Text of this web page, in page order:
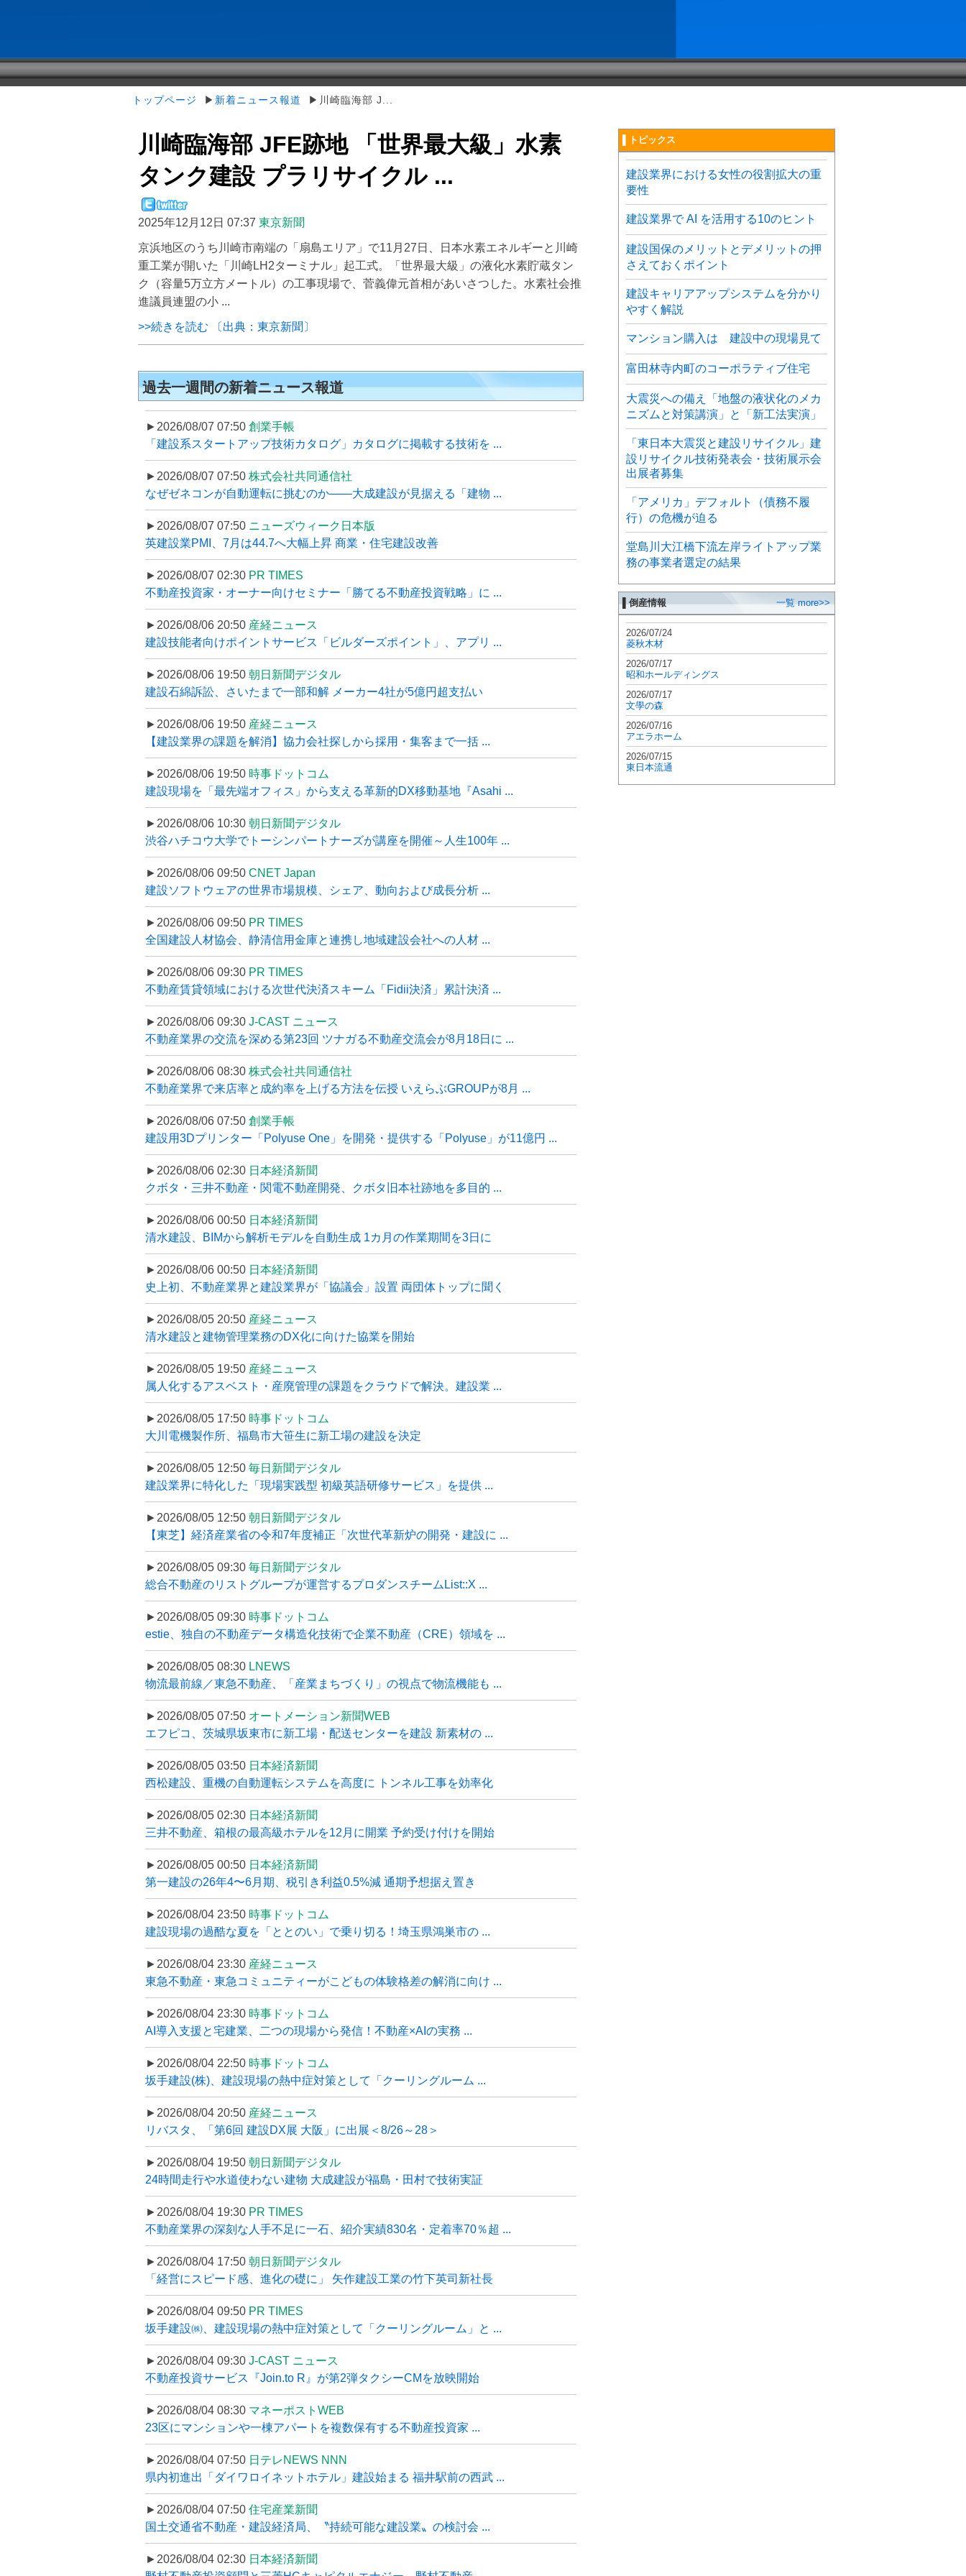
トップページ ▶ 新着ニュース報道 ▶川崎臨海部 J...
川崎臨海部 JFE跡地 「世界最大級」水素
タンク建設 プラリサイクル ...
2025年12月12日 07:37 東京新聞
京浜地区のうち川崎市南端の「扇島エリア」で11月27日、日本水素エネルギーと川崎
重工業が開いた「川崎LH2ターミナル」起工式。「世界最大級」の液化水素貯蔵タン
ク（容量5万立方メートル）の工事現場で、菅義偉元首相があいさつした。水素社会推
進議員連盟の小 ...
>>続きを読む 〔出典：東京新聞〕
過去一週間の新着ニュース報道
►2026/08/07 07:50 創業手帳
「建設系スタートアップ技術カタログ」カタログに掲載する技術を ...
►2026/08/07 07:50 株式会社共同通信社
なぜゼネコンが自動運転に挑むのか――大成建設が見据える「建物 ...
►2026/08/07 07:50 ニューズウィーク日本版
英建設業PMI、7月は44.7へ大幅上昇 商業・住宅建設改善
►2026/08/07 02:30 PR TIMES
不動産投資家・オーナー向けセミナー「勝てる不動産投資戦略」に ...
►2026/08/06 20:50 産経ニュース
建設技能者向けポイントサービス「ビルダーズポイント」、アプリ ...
►2026/08/06 19:50 朝日新聞デジタル
建設石綿訴訟、さいたまで一部和解 メーカー4社が5億円超支払い
►2026/08/06 19:50 産経ニュース
【建設業界の課題を解消】協力会社探しから採用・集客まで一括 ...
►2026/08/06 19:50 時事ドットコム
建設現場を「最先端オフィス」から支える革新的DX移動基地『Asahi ...
►2026/08/06 10:30 朝日新聞デジタル
渋谷ハチコウ大学でトーシンパートナーズが講座を開催～人生100年 ...
►2026/08/06 09:50 CNET Japan
建設ソフトウェアの世界市場規模、シェア、動向および成長分析 ...
►2026/08/06 09:50 PR TIMES
全国建設人材協会、静清信用金庫と連携し地域建設会社への人材 ...
►2026/08/06 09:30 PR TIMES
不動産賃貸領域における次世代決済スキーム「Fidii決済」累計決済 ...
►2026/08/06 09:30 J-CAST ニュース
不動産業界の交流を深める第23回 ツナガる不動産交流会が8月18日に ...
►2026/08/06 08:30 株式会社共同通信社
不動産業界で来店率と成約率を上げる方法を伝授 いえらぶGROUPが8月 ...
►2026/08/06 07:50 創業手帳
建設用3Dプリンター「Polyuse One」を開発・提供する「Polyuse」が11億円 ...
►2026/08/06 02:30 日本経済新聞
クボタ・三井不動産・関電不動産開発、クボタ旧本社跡地を多目的 ...
►2026/08/06 00:50 日本経済新聞
清水建設、BIMから解析モデルを自動生成 1カ月の作業期間を3日に
►2026/08/06 00:50 日本経済新聞
史上初、不動産業界と建設業界が「協議会」設置 両団体トップに聞く
►2026/08/05 20:50 産経ニュース
清水建設と建物管理業務のDX化に向けた協業を開始
►2026/08/05 19:50 産経ニュース
属人化するアスベスト・産廃管理の課題をクラウドで解決。建設業 ...
►2026/08/05 17:50 時事ドットコム
大川電機製作所、福島市大笹生に新工場の建設を決定
►2026/08/05 12:50 毎日新聞デジタル
建設業界に特化した「現場実践型 初級英語研修サービス」を提供 ...
►2026/08/05 12:50 朝日新聞デジタル
【東芝】経済産業省の令和7年度補正「次世代革新炉の開発・建設に ...
►2026/08/05 09:30 毎日新聞デジタル
総合不動産のリストグループが運営するプロダンスチームList::X ...
►2026/08/05 09:30 時事ドットコム
estie、独自の不動産データ構造化技術で企業不動産（CRE）領域を ...
►2026/08/05 08:30 LNEWS
物流最前線／東急不動産、「産業まちづくり」の視点で物流機能も ...
►2026/08/05 07:50 オートメーション新聞WEB
エフピコ、茨城県坂東市に新工場・配送センターを建設 新素材の ...
►2026/08/05 03:50 日本経済新聞
西松建設、重機の自動運転システムを高度に トンネル工事を効率化
►2026/08/05 02:30 日本経済新聞
三井不動産、箱根の最高級ホテルを12月に開業 予約受け付けを開始
►2026/08/05 00:50 日本経済新聞
第一建設の26年4〜6月期、税引き利益0.5%減 通期予想据え置き
►2026/08/04 23:50 時事ドットコム
建設現場の過酷な夏を「ととのい」で乗り切る！埼玉県鴻巣市の ...
►2026/08/04 23:30 産経ニュース
東急不動産・東急コミュニティーがこどもの体験格差の解消に向け ...
►2026/08/04 23:30 時事ドットコム
AI導入支援と宅建業、二つの現場から発信！不動産×AIの実務 ...
►2026/08/04 22:50 時事ドットコム
坂手建設(株)、建設現場の熱中症対策として「クーリングルーム ...
►2026/08/04 20:50 産経ニュース
リバスタ、「第6回 建設DX展 大阪」に出展＜8/26～28＞
►2026/08/04 19:50 朝日新聞デジタル
24時間走行や水道使わない建物 大成建設が福島・田村で技術実証
►2026/08/04 19:30 PR TIMES
不動産業界の深刻な人手不足に一石、紹介実績830名・定着率70％超 ...
►2026/08/04 17:50 朝日新聞デジタル
「経営にスピード感、進化の礎に」 矢作建設工業の竹下英司新社長
►2026/08/04 09:50 PR TIMES
坂手建設㈱、建設現場の熱中症対策として「クーリングルーム」と ...
►2026/08/04 09:30 J-CAST ニュース
不動産投資サービス『Join.to R』が第2弾タクシーCMを放映開始
►2026/08/04 08:30 マネーポストWEB
23区にマンションや一棟アパートを複数保有する不動産投資家 ...
►2026/08/04 07:50 日テレNEWS NNN
県内初進出「ダイワロイネットホテル」建設始まる 福井駅前の西武 ...
►2026/08/04 07:50 住宅産業新聞
国土交通省不動産・建設経済局、〝持続可能な建設業〟の検討会 ...
►2026/08/04 02:30 日本経済新聞
▌トピックス
建設業界における女性の役割拡大の重
要性
建設業界で AI を活用する10のヒント
建設国保のメリットとデメリットの押
さえておくポイント
建設キャリアアップシステムを分かり
やすく解説
マンション購入は 建設中の現場見て
富田林寺内町のコーポラティブ住宅
大震災への備え「地盤の液状化のメカ
ニズムと対策講演」と「新工法実演」
「東日本大震災と建設リサイクル」建
設リサイクル技術発表会・技術展示会
出展者募集
「アメリカ」デフォルト（債務不履
行）の危機が迫る
堂島川大江橋下流左岸ライトアップ業
務の事業者選定の結果
▌倒産情報 一覧 more>>
2026/07/24
菱秋木材
2026/07/17
昭和ホールディングス
2026/07/17
文學の森
2026/07/16
アエラホーム
2026/07/15
東日本流通